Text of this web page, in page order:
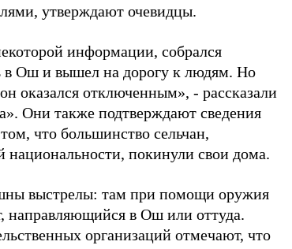
утверждают очевидцы.
информации, собрался
в Ош и вышел на дорогу к людям. Но
оказался отключенным», - рассказали
Они также подтверждают сведения
что большинство сельчан,
национальности, покинули свои дома.
выстрелы: там при помощи оружия
направляющийся в Ош или оттуда.
организаций отмечают, что